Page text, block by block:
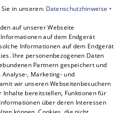
in unseren: Datenschutzhinweise •
auf unserer Webseite
auf dem Endgerät
Informationen auf dem Endgerät
Ihre personenbezogenen Daten
Partnern gespeichert und
, Marketing- und
wir unseren Webseitenbesuchern
Inhalte bereitstellen, Funktionen für
über deren Interessen